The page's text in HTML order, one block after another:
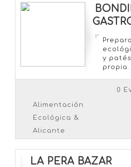
y
propia.
0
Alimentación
Ecológica &
Alicante
LA PERA BAZAR